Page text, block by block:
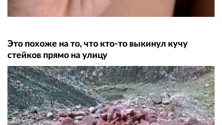
Это похоже на то, что кто-то выкинул кучу
стейков прямо на улицу